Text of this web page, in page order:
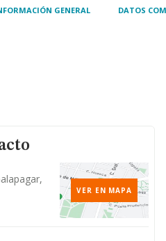
GENERAL DATOS
VER EN MAPA